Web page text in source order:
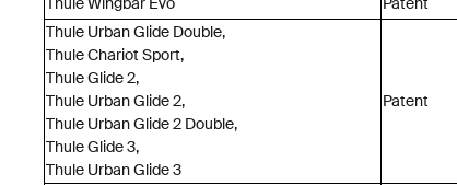
Thule Urban Glide Double,
Thule Chariot Sport,
Thule Glide 2,
Thule Urban Glide 2,
Thule Urban Glide 2 Double,
Thule Glide 3,
Thule Urban Glide 3
Patent